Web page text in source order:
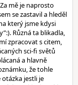
mě je naprosto
se zastavil a hleděl
který jsme kdysi
Různá ta blikadla,
zpracovat s citem,
sci-fi světů
a hlavně
že tohle
jestli je